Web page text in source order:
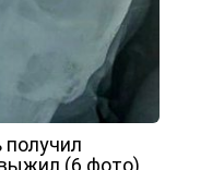
получил
(6 фото)